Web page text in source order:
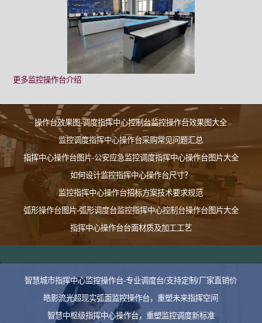
更多监控操作台介绍
操作台效果图-调度指挥中心控制台监控操作台效果图大全
监控调度指挥中心操作台采购常见问题汇总
指挥中心操作台图片-公安应急监控调度指挥中心操作台图片大全
如何设计监控指挥中心操作台尺寸？
监控指挥中心操作台招标方案技术要求规范
弧形操作台图片-弧形调度台监控指挥中心控制台操作台图片大全
指挥中心操作台台面材质及加工工艺
智慧城市指挥中心监控操作台-专业调度台/支持定制/厂家直销价
皓影流光超现实弧面监控操作台，重塑未来指挥空间
智慧中枢级指挥中心操作台，重塑监控调度新标准